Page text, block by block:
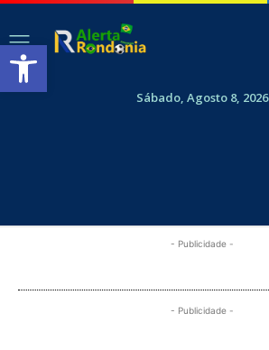
Abrir a barra de ferramentas
Sábado, Agosto 8, 2026
- Publicidade -
- Publicidade -